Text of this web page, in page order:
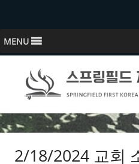
MENU
스프링필드 제
Springfield First Korean
2/18/2024 교회